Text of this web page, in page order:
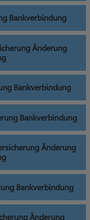
Bankverbindung
Änderung
Bankverbindung
Bankverbindung
Änderung
Bankverbindung
Änderung